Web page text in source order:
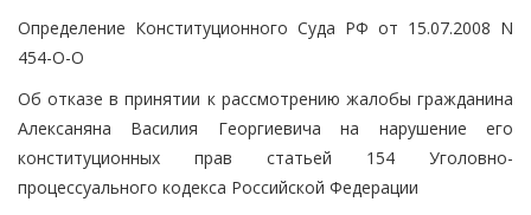
Определение Конституционного Суда РФ от 15.07.2008 N
454-О-О
Об отказе в принятии к рассмотрению жалобы гражданина
Алексаняна Василия Георгиевича на нарушение его
конституционных прав статьей 154 Уголовно-
процессуального кодекса Российской Федерации